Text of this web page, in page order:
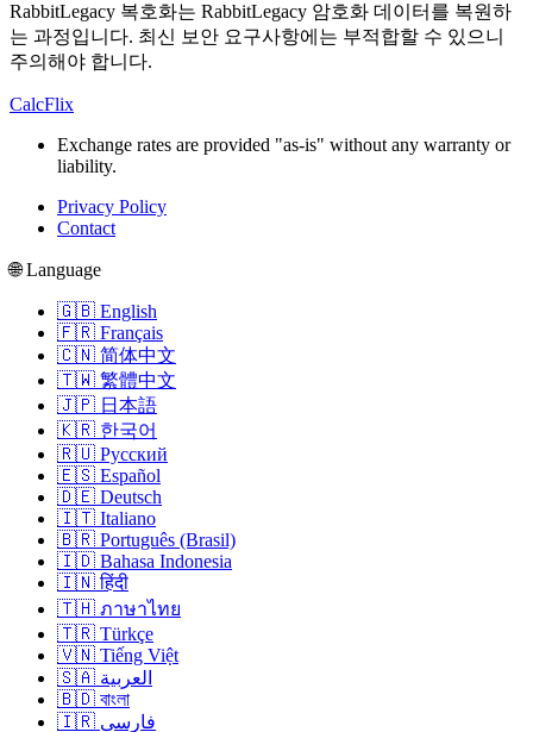
RabbitLegacy 복호화는 RabbitLegacy 암호화 데이터를 복원하
는 과정입니다. 최신 보안 요구사항에는 부적합할 수 있으니
주의해야 합니다.
CalcFlix
Exchange rates are provided "as-is" without any warranty or
liability.
Privacy Policy
Contact
🌐 Language
🇬🇧 English
🇫🇷 Français
🇨🇳 简体中文
🇹🇼 繁體中文
🇯🇵 日本語
🇰🇷 한국어
🇷🇺 Русский
🇪🇸 Español
🇩🇪 Deutsch
🇮🇹 Italiano
🇧🇷 Português (Brasil)
🇮🇩 Bahasa Indonesia
🇮🇳 हिंदी
🇹🇭 ภาษาไทย
🇹🇷 Türkçe
🇻🇳 Tiếng Việt
🇸🇦 العربية
🇧🇩 বাংলা
🇮🇷 فارسی